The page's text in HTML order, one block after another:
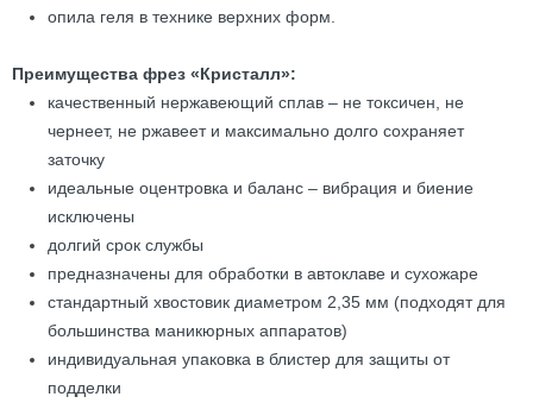
опила геля в технике верхних форм.
Преимущества фрез «Кристалл»:
качественный нержавеющий сплав – не токсичен, не
чернеет, не ржавеет и максимально долго сохраняет
заточку
идеальные оцентровка и баланс – вибрация и биение
исключены
долгий срок службы
предназначены для обработки в автоклаве и сухожаре
стандартный хвостовик диаметром 2,35 мм (подходят для
большинства маникюрных аппаратов)
индивидуальная упаковка в блистер для защиты от
подделки